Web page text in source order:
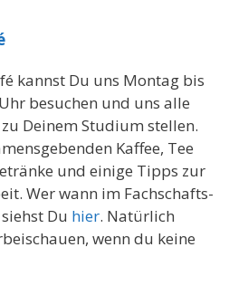
kannst Du uns Montag bis
besuchen und uns alle
Deinem Studium stellen.
Kaffee, Tee
und einige Tipps zur
Wer wann im Fachschafts-
Du hier. Natürlich
wenn du keine